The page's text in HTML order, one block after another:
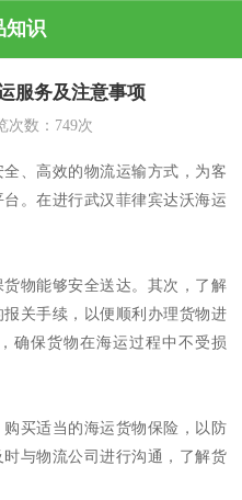
知识
服务及注意事项
次数： 749次
、高效的物流运输方式，为客
。在进行武汉菲律宾达沃海运
物能够安全送达。其次，了解
关手续，以便顺利办理货物进
确保货物在海运过程中不受损
买适当的海运货物保险，以防
与物流公司进行沟通，了解货